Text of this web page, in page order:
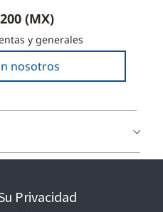
(MX)
y generales
nosotros
Privacidad